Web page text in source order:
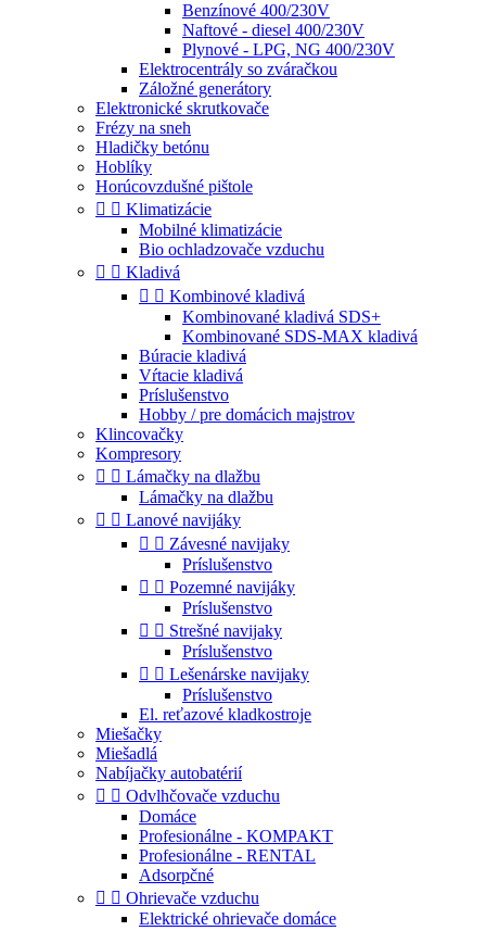
Benzínové 400/230V
Naftové - diesel 400/230V
Plynové - LPG, NG 400/230V
Elektrocentrály so zváračkou
Záložné generátory
Elektronické skrutkovače
Frézy na sneh
Hladičky betónu
Hoblíky
Horúcovzdušné pištole
  Klimatizácie
Mobilné klimatizácie
Bio ochladzovače vzduchu
  Kladivá
  Kombinové kladivá
Kombinované kladivá SDS+
Kombinované SDS-MAX kladivá
Búracie kladivá
Vŕtacie kladivá
Príslušenstvo
Hobby / pre domácich majstrov
Klincovačky
Kompresory
  Lámačky na dlažbu
Lámačky na dlažbu
  Lanové navijáky
  Závesné navijaky
Príslušenstvo
  Pozemné navijáky
Príslušenstvo
  Strešné navijaky
Príslušenstvo
  Lešenárske navijaky
Príslušenstvo
El. reťazové kladkostroje
Miešačky
Miešadlá
Nabíjačky autobatérií
  Odvlhčovače vzduchu
Domáce
Profesionálne - KOMPAKT
Profesionálne - RENTAL
Adsorpčné
  Ohrievače vzduchu
Elektrické ohrievače domáce